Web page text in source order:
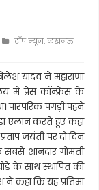
टॉप न्यूज़,लखनऊ
यादव ने महाराणा
में प्रेस कॉन्फ्रेंस के
पारंपरिक पगड़ी पहने
एलान करते हुए कहा
जयंती पर दो दिन
सबसे शानदार गोमती
के साथ स्थापित की
कहा कि यह प्रतिमा